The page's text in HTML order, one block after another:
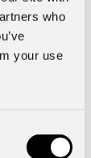
who
your use
Kör du då
det
extraljus